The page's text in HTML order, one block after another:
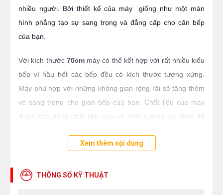
nhiều người. Bởi thiết kế của máy giống như một màn
hình phẳng tạo sự sang trọng và đẳng cấp cho căn bếp
của bạn.
Với kích thước 70cmmáy có thể kết hợp với rất nhiều kiểu
bếp vì hầu hết các bếp đều có kích thước tương xứng.
Máy phù hợp với những không gian rộng rãi sẽ tăng thêm
vẻ sang trọng cho gian bếp của bạn. Chất liệu của máy
được làm bằng chất liệu inox và kính cường lực tăng độ
Xem thêm nội dung
THÔNG SỐ KỸ THUẬT